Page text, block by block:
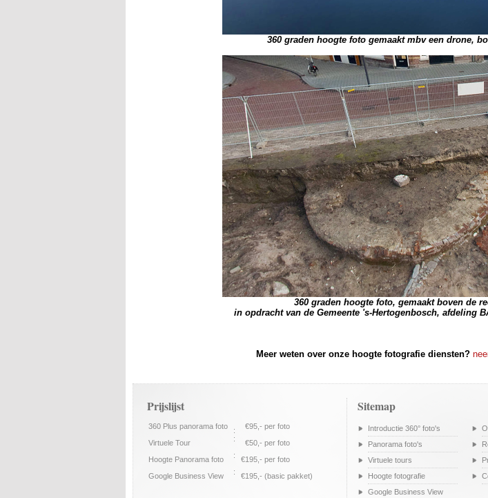
360 graden hoogte foto gemaakt mbv een drone,
360 graden hoogte foto, gemaakt boven de
in opdracht van de Gemeente 's-Hertogenbosch, afdeling
Meer weten over onze hoogte fotografie diensten?
Prijslijst
360 Plus panorama foto
Virtuele Tour
Hoogte Panorama foto
Google Business View
:
:
:
:
€95,- per foto
€50,- per foto
€195,- per foto
€195,- (basic pakket)
Sitemap
Introductie 360° foto's
Panorama foto's
Virtuele tours
Hoogte fotografie
Google Business View